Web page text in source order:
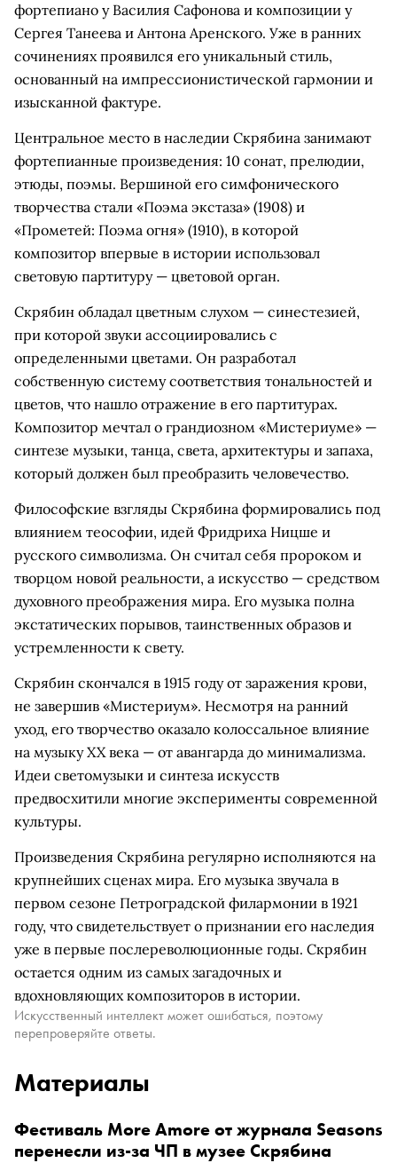
фортепиано у Василия Сафонова и композиции у
Сергея Танеева и Антона Аренского. Уже в ранних
сочинениях проявился его уникальный стиль,
основанный на импрессионистической гармонии и
изысканной фактуре.
Центральное место в наследии Скрябина занимают
фортепианные произведения: 10 сонат, прелюдии,
этюды, поэмы. Вершиной его симфонического
творчества стали «Поэма экстаза» (1908) и
«Прометей: Поэма огня» (1910), в которой
композитор впервые в истории использовал
световую партитуру — цветовой орган.
Скрябин обладал цветным слухом — синестезией,
при которой звуки ассоциировались с
определенными цветами. Он разработал
собственную систему соответствия тональностей и
цветов, что нашло отражение в его партитурах.
Композитор мечтал о грандиозном «Мистериуме» —
синтезе музыки, танца, света, архитектуры и запаха,
который должен был преобразить человечество.
Философские взгляды Скрябина формировались под
влиянием теософии, идей Фридриха Ницше и
русского символизма. Он считал себя пророком и
творцом новой реальности, а искусство — средством
духовного преображения мира. Его музыка полна
экстатических порывов, таинственных образов и
устремленности к свету.
Скрябин скончался в 1915 году от заражения крови,
не завершив «Мистериум». Несмотря на ранний
уход, его творчество оказало колоссальное влияние
на музыку XX века — от авангарда до минимализма.
Идеи светомузыки и синтеза искусств
предвосхитили многие эксперименты современной
культуры.
Произведения Скрябина регулярно исполняются на
крупнейших сценах мира. Его музыка звучала в
первом сезоне Петроградской филармонии в 1921
году, что свидетельствует о признании его наследия
уже в первые послереволюционные годы. Скрябин
остается одним из самых загадочных и
вдохновляющих композиторов в истории.
Искусственный интеллект может ошибаться, поэтому
перепроверяйте ответы.
Материалы
Фестиваль More Amore от журнала Seasons
перенесли из-за ЧП в музее Скрябина